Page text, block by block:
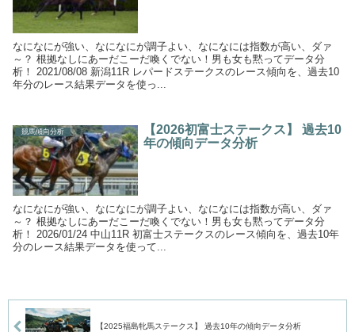
なになにが強い、なになにが調子よい、なになには指数が高い、ダァ
～？ 根拠なしにあーだこーだ喚くでない！男も女も黙ってデータ分
析！ 2021/08/08 新潟11R レパードステークスのレース傾向を、過去10
年分のレース結果データを使っ...
競馬傾向分析
【2026初富士ステークス】 過去10
年の傾向データ分析
なになにが強い、なになにが調子よい、なになには指数が高い、ダァ
～？ 根拠なしにあーだこーだ喚くでない！男も女も黙ってデータ分
析！ 2026/01/24 中山11R 初富士ステークスのレース傾向を、過去10年
分のレース結果データを使って...
【2025福島牝馬ステークス】 過去10年の傾向データ分析